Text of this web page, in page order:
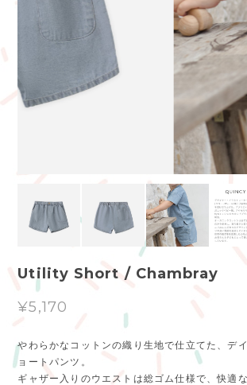
Utility Short / Chambray
¥5,170
やわらかなコットンの織り生地で仕立てた、デ
ョートパンツ。
ギャザー入りのウエストは総ゴム仕様で、快適